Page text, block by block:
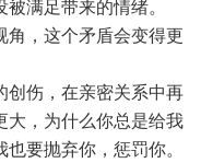
满足带来的情绪。
角，这个矛盾会变得更
创伤，在亲密关系中再
大，为什么你总是给我
要抛弃你，惩罚你。